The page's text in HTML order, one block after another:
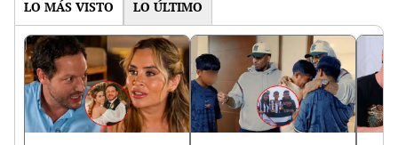
LO MÁS VISTO LO ÚLTIMO